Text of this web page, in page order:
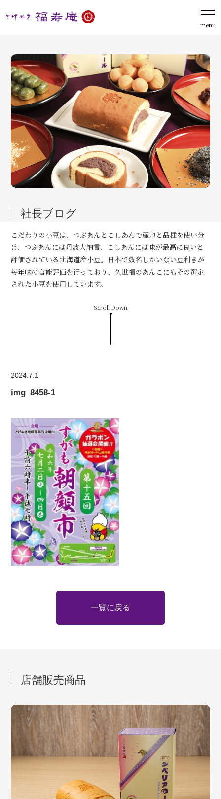
menu
社長ブログ
こだわりの小豆は、つぶあんとこしあんで産地と品種を使い分
け、つぶあんには丹波大納言、こしあんには味が最高に良いと
評価されている北海道産小豆。日本で数名しかいない豆利きが
毎年味の官能評価を行っており、久世福のあんこにもその選定
された小豆を使用しています。
Scroll Down
2024.7.1
img_8458-1
一覧に戻る
店舗販売商品